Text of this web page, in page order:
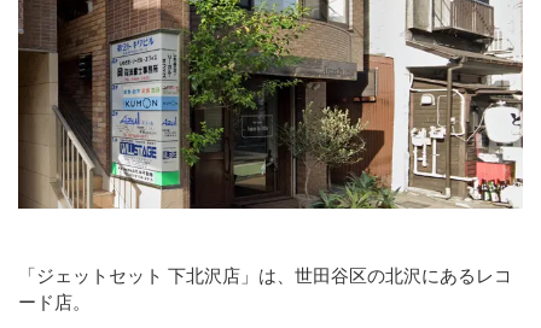
「ジェットセット 下北沢店」は、世田谷区の北沢にあるレコ
ード店。